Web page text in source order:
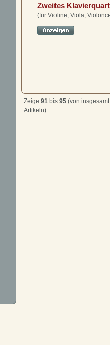
Zweites
(für Violine, Viola,
Zeige 91 bis 95 (von insgesamt
Artikeln)